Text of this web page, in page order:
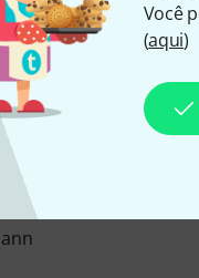
Você
(aqui)
da Thomann em
um dos
50